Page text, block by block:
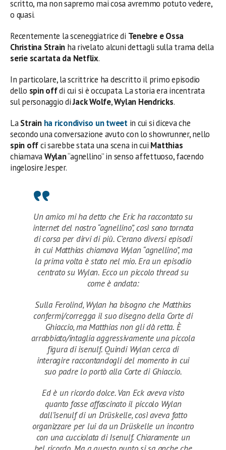
scritto, ma non sapremo mai cosa avremmo potuto vedere,
o quasi.
Recentemente la sceneggiatrice di Tenebre e Ossa
Christina Strain ha rivelato alcuni dettagli sulla trama della
serie scartata da Netflix.
In particolare, la scrittrice ha descritto il primo episodio
dello spin offdi cui si è occupata. La storia era incentrata
sul personaggio diJack Wolfe,Wylan Hendricks.
LaStrain ha ricondiviso un tweetin cui si diceva che
secondo una conversazione avuto con lo showrunner, nello
spin offci sarebbe stata una scena in cui Matthias
chiamavaWylan“agnellino” in senso affettuoso, facendo
ingelosire Jesper.
Un amico mi ha detto che Eric ha raccontato su
internet del nostro “agnellino”, così sono tornata
di corsa per dirvi di più. C’erano diversi episodi
in cui Matthias chiamava Wylan “agnellino”, ma
la prima volta è stato nel mio. Era un episodio
centrato su Wylan. Ecco un piccolo thread su
come è andata:
Sulla Ferolind, Wylan ha bisogno che Matthias
confermi/corregga il suo disegno della Corte di
Ghiaccio, ma Matthias non gli dà retta. È
arrabbiato/intaglia aggressivamente una piccola
figura di isenulf. Quindi Wylan cerca di
interagire raccontandogli del momento in cui
suo padre lo portò alla Corte di Ghiaccio.
Ed è un ricordo dolce. Van Eck aveva visto
quanto fosse affascinato il piccolo Wylan
dall’isenulf di un Drüskelle, così aveva fatto
organizzare per lui da un Drüskelle un incontro
con una cucciolata di Isenulf. Chiaramente un